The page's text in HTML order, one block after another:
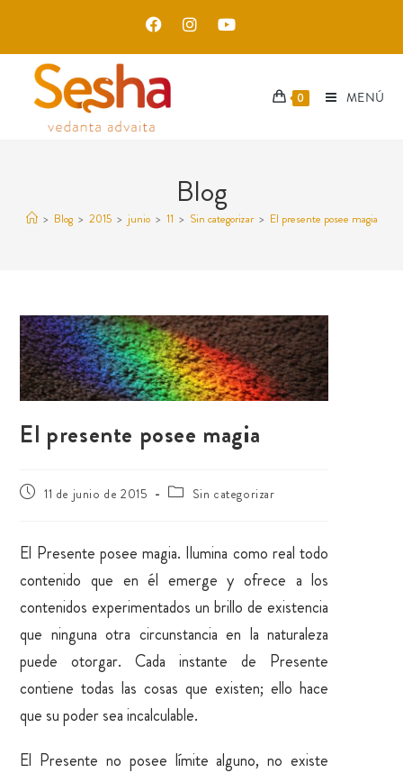
0 MENÚ
Blog
> Blog > 2015 > junio > 11 > Sin categorizar > El presente posee magia
El presente posee magia
11 de junio de 2015 Sin categorizar
El Presente posee magia. Ilumina como real todo
contenido que en él emerge y ofrece a los
contenidos experimentados un brillo de existencia
que ninguna otra circunstancia en la naturaleza
puede otorgar. Cada instante de Presente
contiene todas las cosas que existen; ello hace
que su poder sea incalculable.
El Presente no posee límite alguno, no existe